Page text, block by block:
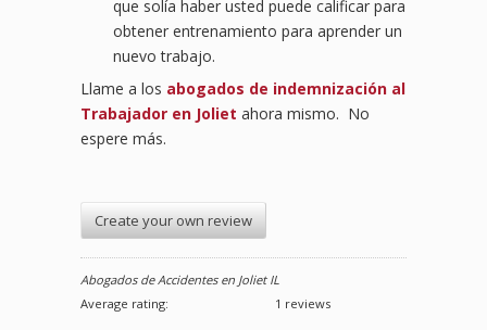
que solía haber usted puede calificar para
obtener entrenamiento para aprender un
nuevo trabajo.
Llame a los abogados de indemnización al
Trabajador en Joliet ahora mismo. No
espere más.
Create your own review
Abogados de Accidentes en Joliet IL
Average rating:
1 reviews